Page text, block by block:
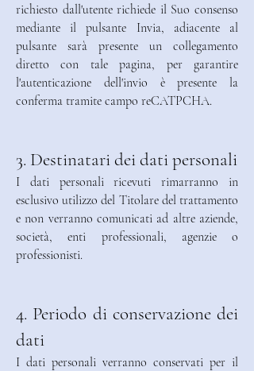
richiesto dall'utente richiede il Suo consenso
mediante il pulsante Invia, adiacente al
pulsante sarà presente un collegamento
diretto con tale pagina, per garantire
l'autenticazione dell'invio è presente la
conferma tramite campo reCATPCHA.
3. Destinatari dei dati personali
I dati personali ricevuti rimarranno in
esclusivo utilizzo del Titolare del trattamento
e non verranno comunicati ad altre aziende,
società, enti professionali, agenzie o
professionisti.
4. Periodo di conservazione dei
dati
I dati personali verranno conservati per il